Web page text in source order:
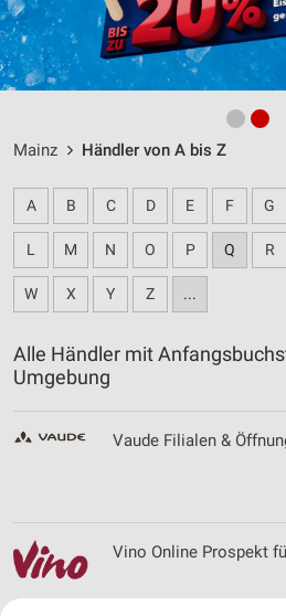
Mainz Händler von A bis Z
A B C D E F G
L M N O P Q R
W X Y Z ...
Alle Händler mit
Umgebung
Vaude Filialen &
Vino Online Prospekt